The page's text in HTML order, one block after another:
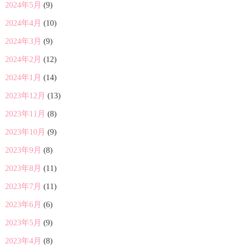
2024年5月 (9)
2024年4月 (10)
2024年3月 (9)
2024年2月 (12)
2024年1月 (14)
2023年12月 (13)
2023年11月 (8)
2023年10月 (9)
2023年9月 (8)
2023年8月 (11)
2023年7月 (11)
2023年6月 (6)
2023年5月 (9)
2023年4月 (8)